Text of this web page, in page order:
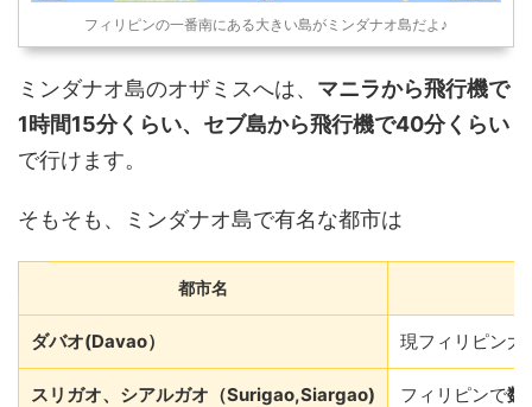
フィリピンの一番南にある大きい島がミンダナオ島だよ♪
ミンダナオ島のオザミスへは、 マニラから飛行機で
1時間15分くらい、セブ島から飛行機で40分くらい
で行けます。
そもそも、ミンダナオ島で有名な都市は
都市名
ダバオ(Davao） 現フィリピン大
スリガオ、シアルガオ（Surigao,Siargao) フィリピンで数